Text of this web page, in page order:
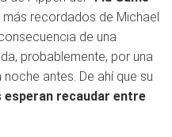
recordados de Michael
de una
probablemente, por una
antes. De ahí que su
esperan recaudar entre